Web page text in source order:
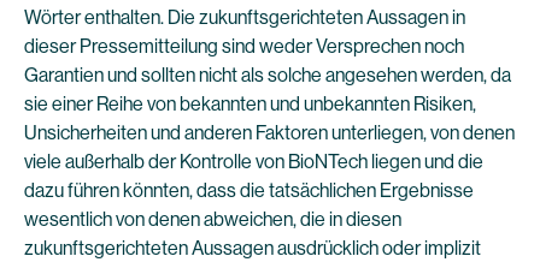
Wörter enthalten. Die zukunftsgerichteten Aussagen in
dieser Pressemitteilung sind weder Versprechen noch
Garantien und sollten nicht als solche angesehen werden, da
sie einer Reihe von bekannten und unbekannten Risiken,
Unsicherheiten und anderen Faktoren unterliegen, von denen
viele außerhalb der Kontrolle von BioNTech liegen und die
dazu führen könnten, dass die tatsächlichen Ergebnisse
wesentlich von denen abweichen, die in diesen
zukunftsgerichteten Aussagen ausdrücklich oder implizit